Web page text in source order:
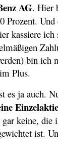
AG. Hier
Prozent. Und
kassiere ich
bin ich
Plus.
es ja auch.
keine, die
ist.